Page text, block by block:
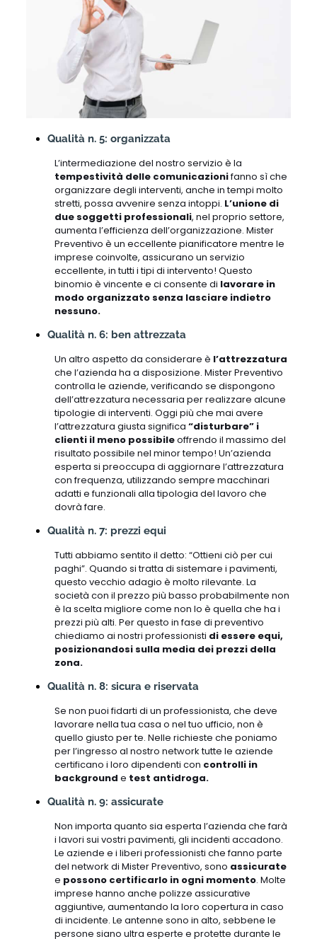
Qualità n. 5: organizzata
L’intermediazione del nostro servizio è la
tempestività delle comunicazionifanno sì che
organizzare degli interventi, anche in tempi molto
stretti, possa avvenire senza intoppi. L’unione di
due soggetti professionali, nel proprio settore,
aumenta l’efficienza dell’organizzazione. Mister
Preventivo è un eccellente pianificatore mentre le
imprese coinvolte, assicurano un servizio
eccellente, in tutti i tipi di intervento! Questo
binomio è vincente e ci consente di lavorare in
modo organizzato senza lasciare indietro
nessuno.
Qualità n. 6: ben attrezzata
Un altro aspetto da considerare è l’attrezzatura
che l’azienda ha a disposizione. Mister Preventivo
controlla le aziende, verificando se dispongono
dell’attrezzatura necessaria per realizzare alcune
tipologie di interventi. Oggi più che mai avere
l’attrezzatura giusta significa “disturbare” i
clienti il meno possibileoffrendo il massimo del
risultato possibile nel minor tempo! Un’azienda
esperta si preoccupa di aggiornare l’attrezzatura
con frequenza, utilizzando sempre macchinari
adatti e funzionali alla tipologia del lavoro che
dovrà fare.
Qualità n. 7: prezzi equi
Tutti abbiamo sentito il detto: “Ottieni ciò per cui
paghi”. Quando si tratta di sistemare i pavimenti,
questo vecchio adagio è molto rilevante. La
società con il prezzo più basso probabilmente non
è la scelta migliore come non lo è quella che ha i
prezzi più alti. Per questo in fase di preventivo
chiediamo ai nostri professionisti di essere equi,
posizionandosi sulla media dei prezzi della
zona.
Qualità n. 8: sicura e riservata
Se non puoi fidarti di un professionista, che deve
lavorare nella tua casa o nel tuo ufficio, non è
quello giusto per te. Nelle richieste che poniamo
per l’ingresso al nostro network tutte le aziende
certificano i loro dipendenti con controlli in
background e test antidroga.
Qualità n. 9: assicurate
Non importa quanto sia esperta l’azienda che farà
i lavori sui vostri pavimenti, gli incidenti accadono.
Le aziende e i liberi professionisti che fanno parte
del network di Mister Preventivo, sono assicurate
e possono certificarlo in ogni momento. Molte
imprese hanno anche polizze assicurative
aggiuntive, aumentando la loro copertura in caso
di incidente. Le antenne sono in alto, sebbene le
persone siano ultra esperte e protette durante le